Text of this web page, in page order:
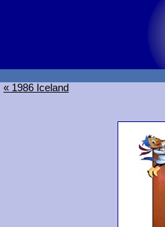
« 1986 Iceland